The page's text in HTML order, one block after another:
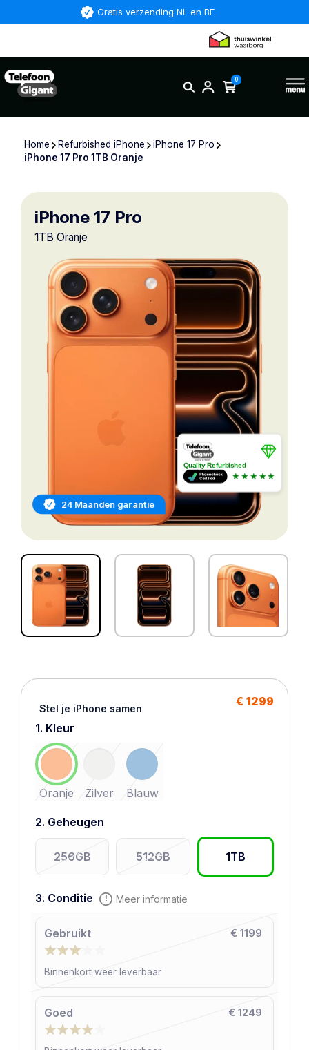
Gratis verzending NL en BE
0
Home Refurbished iPhone
iPhone 17 Pro
iPhone 17 Pro 1TB Oranje
24 Maanden garantie
iPhone 17 Pro
1TB Oranje
Quality Refurbished
★★★★★
Stel je iPhone samen
€ 1299
1. Kleur
Oranje Zilver Blauw
2. Geheugen
256GB 512GB 1TB
3. Conditie Meer informatie
Gebruikt € 1199
Binnenkort weer leverbaar
Goed € 1249